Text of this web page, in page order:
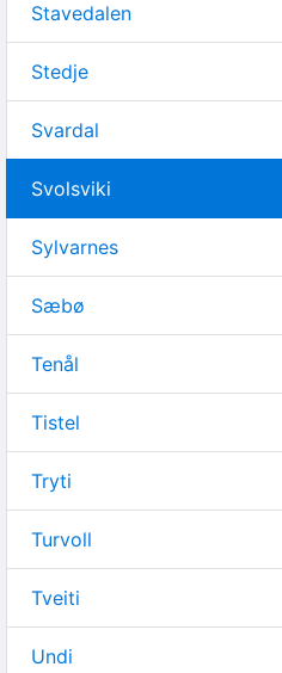
Stavedalen
Stedje
Svardal
Svolsviki
Sylvarnes
Sæbø
Tenål
Tistel
Tryti
Turvoll
Tveiti
Undi